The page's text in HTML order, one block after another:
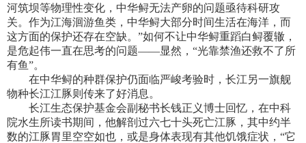
河筑坝等物理性变化，中华鲟无法产卵的问题亟待科研攻
关。作为江海洄游鱼类，中华鲟大部分时间生活在海洋，而
这方面的保护还存在空缺。”如何不让中华鲟重蹈白鲟覆辙，
是危起伟一直在思考的问题——显然，“光靠禁渔还救不了所
有鱼”。
在中华鲟的种群保护仍面临严峻考验时，长江另一旗舰
物种长江江豚则传来了好消息。
长江生态保护基金会副秘书长钱正义博士回忆，在中科
院水生所读书期间，他解剖过六七十头死亡江豚，其中约半
数的江豚胃里空空如也，或是身体表现有其他饥饿症状，“它